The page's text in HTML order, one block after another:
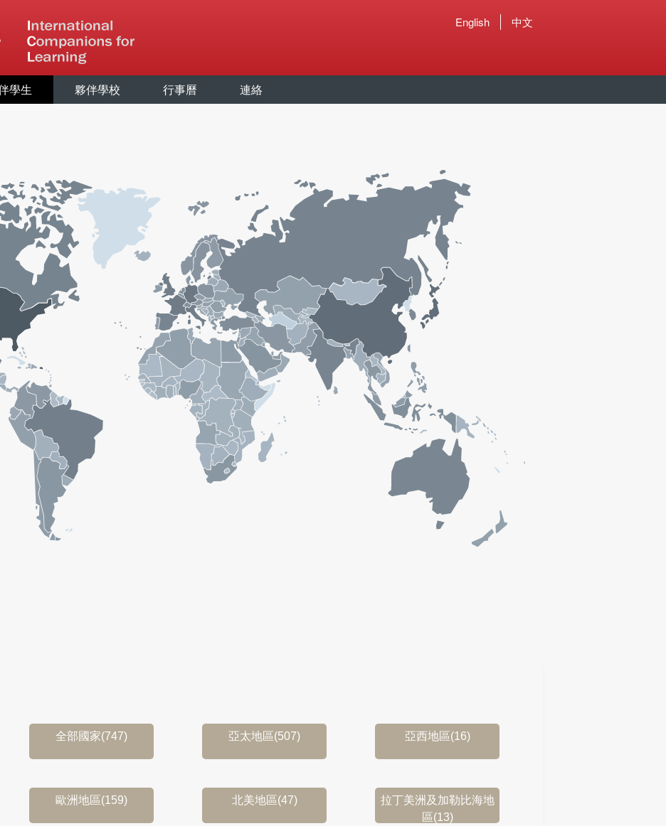
中文
English
學生 夥伴學校 行事曆 連絡
全部國家(747) 亞太地區(507) 亞西地區(16)
歐洲地區(159) 北美地區(47)
拉丁美洲及加勒比海地
區(13)